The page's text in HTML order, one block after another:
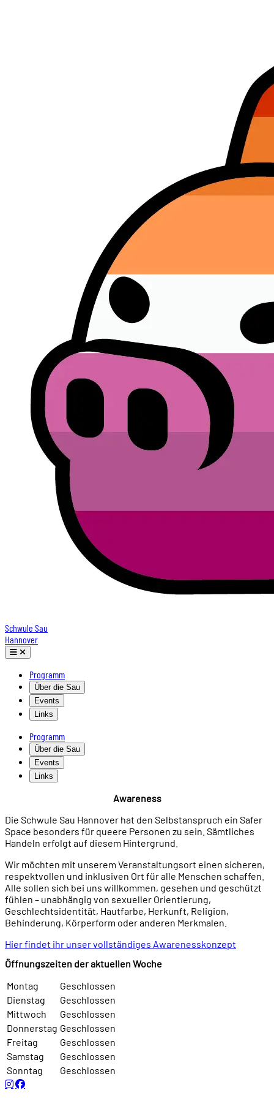
Schwule Sau
Hannover
Programm
Über die Sau
Events
Links
Programm
Über die Sau
Events
Links
Awareness
Die Schwule Sau Hannover hat den Selbstanspruch ein Safer
Space besonders für queere Personen zu sein. Sämtliches
Handeln erfolgt auf diesem Hintergrund.
Wir möchten mit unserem Veranstaltungsort einen sicheren,
respektvollen und inklusiven Ort für alle Menschen schaffen.
Alle sollen sich bei uns willkommen, gesehen und geschützt
fühlen – unabhängig von sexueller Orientierung,
Geschlechtsidentität, Hautfarbe, Herkunft, Religion,
Behinderung, Körperform oder anderen Merkmalen.
Hier findet ihr unser vollständiges Awarenesskonzept
Öffnungszeiten der aktuellen Woche
Montag
Geschlossen
Dienstag
Geschlossen
Mittwoch
Geschlossen
Donnerstag Geschlossen
Freitag
Geschlossen
Samstag
Geschlossen
Sonntag
Geschlossen